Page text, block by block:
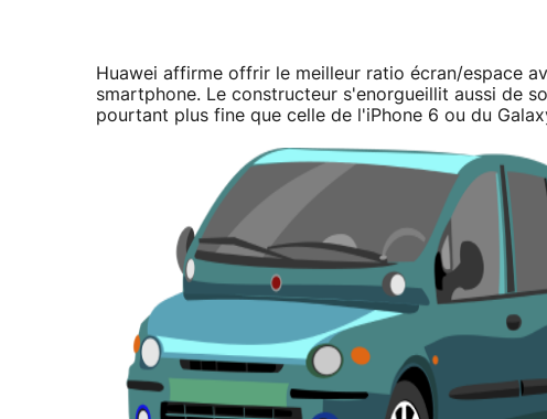
Huawei affirme offrir le meilleur ratio écran/espace
smartphone. Le constructeur s'enorgueillit aussi de
pourtant plus fine que celle de l'iPhone 6 ou du